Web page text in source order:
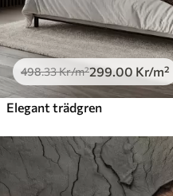
498.33Kr/m²299.00 Kr/m²
Elegant trädgren